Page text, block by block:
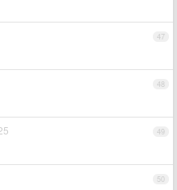
47
48
49
50